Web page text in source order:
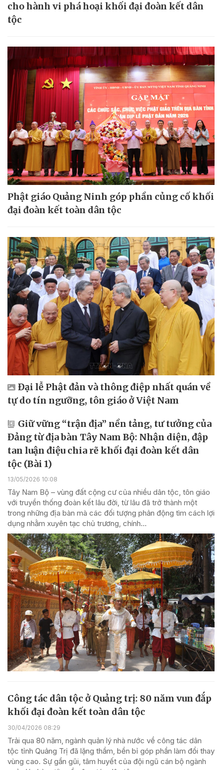
cho hành vi phá hoại khối đại đoàn kết dân
tộc
Phật giáo Quảng Ninh góp phần củng cố khối
đại đoàn kết toàn dân tộc
Đại lễ Phật đản và thông điệp nhất quán về
tự do tín ngưỡng, tôn giáo ở Việt Nam
Giữ vững “trận địa” nền tảng, tư tưởng của
Đảng từ địa bàn Tây Nam Bộ: Nhận diện, đập
tan luận điệu chia rẽ khối đại đoàn kết dân
tộc (Bài 1)
13/05/2026 10:08
Tây Nam Bộ – vùng đất cộng cư của nhiều dân tộc, tôn giáo
với truyền thống đoàn kết lâu đời, từ lâu đã trở thành một
trong những địa bàn mà các đối tượng phản động tìm cách lợi
dụng nhằm xuyên tạc chủ trương, chính...
Công tác dân tộc ở Quảng trị: 80 năm vun đắp
khối đại đoàn kết toàn dân tộc
30/04/2026 08:29
Trải qua 80 năm, ngành quản lý nhà nước về công tác dân
tộc tỉnh Quảng Trị đã lặng thầm, bền bỉ góp phần làm đổi thay
vùng cao. Sự gần gũi, tâm huyết của đội ngũ cán bộ ngành